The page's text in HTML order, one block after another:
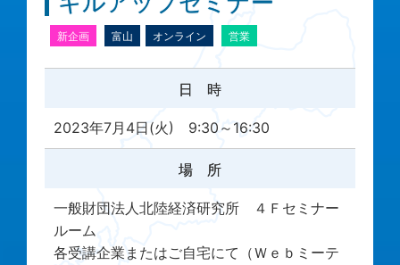
新企画 富山 オンライン 営業
日 時
2023年7月4日(火) 9:30～16:30
場 所
一般財団法人北陸経済研究所 ４Ｆセミナー
ルーム
各受講企業またはご自宅にて（Ｗｅｂミーテ